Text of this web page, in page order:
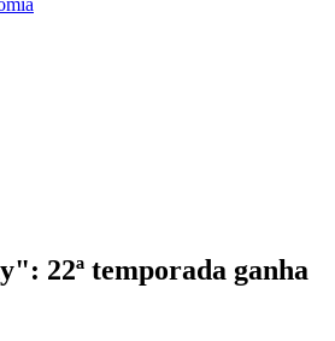
22ª temporada ganha